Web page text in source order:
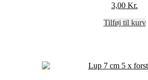
3,00 Kr.
Tilføj til kurv